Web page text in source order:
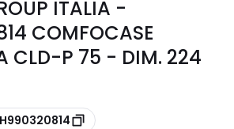
ITALIA -
COMFOCASE
CLD-P 75 - DIM. 224